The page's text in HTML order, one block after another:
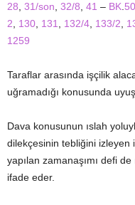
28 31/son 32/8 41 – BK 50
2
130 131 132/4 133/2
1259
Taraflar arasında işçilik
uğramadığı konusunda
Dava konusunun ıslah
dilekçesinin tebliğini
yapılan zamanaşımı defi
ifade eder.